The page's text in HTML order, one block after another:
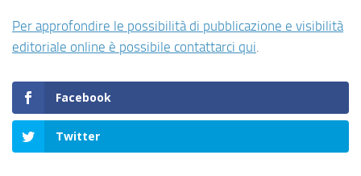
Per approfondire le possibilità di pubblicazione e visibilità
editoriale online è possibile contattarci qui
Facebook
Twitter